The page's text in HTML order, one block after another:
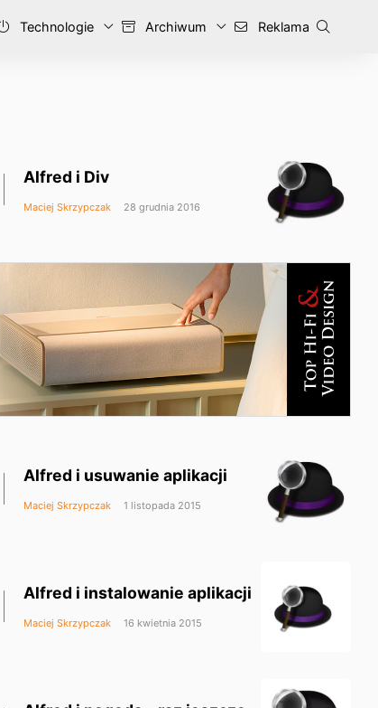
Technologie Archiwum Reklama
Alfred i Div
Maciej Skrzypczak 28 grudnia 2016
Alfred i usuwanie aplikacji
Maciej Skrzypczak 1 listopada 2015
Alfred i instalowanie aplikacji
Maciej Skrzypczak 16 kwietnia 2015